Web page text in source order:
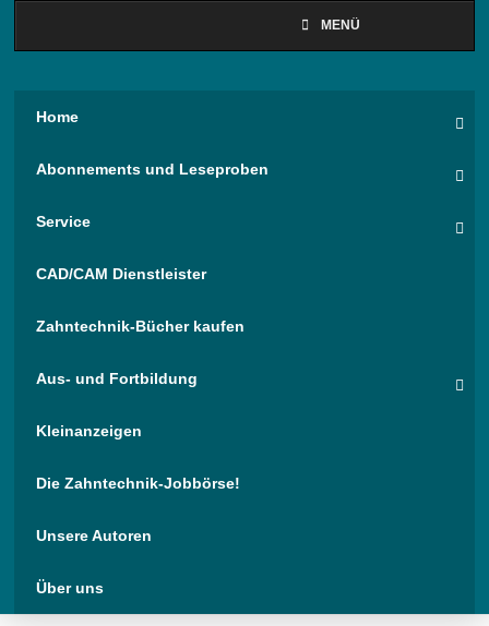
MENÜ
Home
Abonnements und Leseproben
Service
CAD/CAM Dienstleister
Zahntechnik-Bücher kaufen
Aus- und Fortbildung
Kleinanzeigen
Die Zahntechnik-Jobbörse!
Unsere Autoren
Über uns